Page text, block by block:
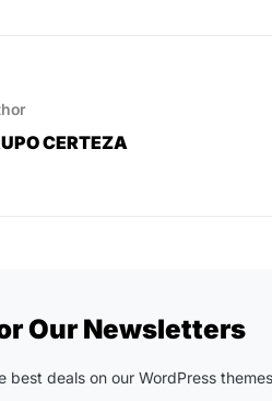
CERTEZA
Our Newsletters
best deals on our WordPress